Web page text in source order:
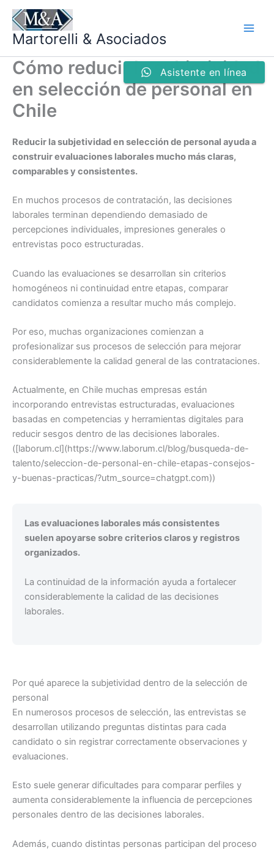
contenido
Martorelli & Asociados
Cómo reducir la subjetividad
en selección de personal en
Chile
Reducir la subjetividad en selección de personal ayuda a
construir evaluaciones laborales mucho más claras,
comparables y consistentes.
En muchos procesos de contratación, las decisiones
laborales terminan dependiendo demasiado de
percepciones individuales, impresiones generales o
entrevistas poco estructuradas.
Cuando las evaluaciones se desarrollan sin criterios
homogéneos ni continuidad entre etapas, comparar
candidatos comienza a resultar mucho más complejo.
Por eso, muchas organizaciones comienzan a
profesionalizar sus procesos de selección para mejorar
considerablemente la calidad general de las contrataciones.
Actualmente, en Chile muchas empresas están
incorporando entrevistas estructuradas, evaluaciones
basadas en competencias y herramientas digitales para
reducir sesgos dentro de las decisiones laborales.
([laborum.cl](https://www.laborum.cl/blog/busqueda-de-
talento/seleccion-de-personal-en-chile-etapas-consejos-
y-buenas-practicas/?utm_source=chatgpt.com))
Las evaluaciones laborales más consistentes
suelen apoyarse sobre criterios claros y registros
organizados.
La continuidad de la información ayuda a fortalecer
considerablemente la calidad de las decisiones
laborales.
Por qué aparece la subjetividad dentro de la selección de
personal
En numerosos procesos de selección, las entrevistas se
desarrollan utilizando preguntas distintas para cada
candidato o sin registrar correctamente observaciones y
evaluaciones.
Esto suele generar dificultades para comparar perfiles y
aumenta considerablemente la influencia de percepciones
personales dentro de las decisiones laborales.
Además, cuando distintas personas participan del proceso
Asistente en línea